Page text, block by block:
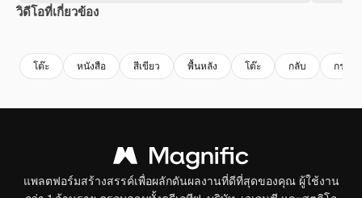
วิดีโอที่เกี่ยวข้อง
โต๊ะ หนังสือ สีเขียว พื้นหลัง โต๊ะ กลับ กระด
แพลตฟอร์มสร้างสรรค์เพื่อผลักดันผลงานที่ดีที่สุดของคุณ ผู้ใช้งาน